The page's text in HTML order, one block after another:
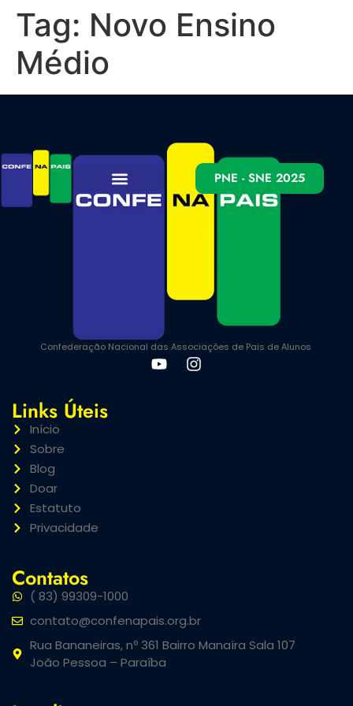
PNE - SNE 2025
Tag: Novo Ensino
Médio
Confederação Nacional das Associações de Pais de Alunos
Links Úteis
Início
Sobre
Blog
Doar
Estatuto
Privacidade
Contatos
( 83) 99309-1000
contato@confenapais.org.br
Rua Bananeiras, nº 361 Bairro Manaíra Sala 107
João Pessoa – Paraíba